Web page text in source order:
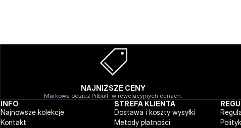
NAJNIŻSZE CENY
Markowa odzież Pitbull w rewelacyjnych cenach.
INFO
Najnowsze kolekcje
Kontakt
STREFA KLIENTA
Dostawa i koszty wysyłki
Metody płatności